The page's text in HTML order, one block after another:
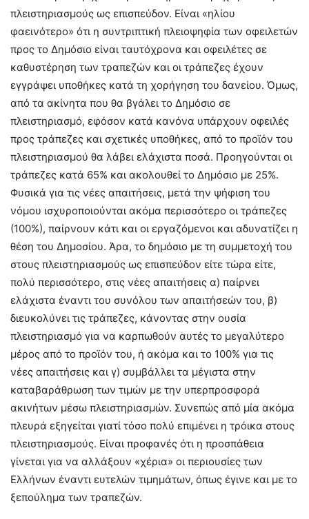
πλειστηριασμούς ως επισπεύδον. Είναι «ηλίου
φαεινότερο» ότι η συντριπτική πλειοψηφία των οφειλετών
προς το Δημόσιο είναι ταυτόχρονα και οφειλέτες σε
καθυστέρηση των τραπεζών και οι τράπεζες έχουν
εγγράψει υποθήκες κατά τη χορήγηση του δανείου. Όμως,
από τα ακίνητα που θα βγάλει το Δημόσιο σε
πλειστηριασμό, εφόσον κατά κανόνα υπάρχουν οφειλές
προς τράπεζες και σχετικές υποθήκες, από το προϊόν του
πλειστηριασμού θα λάβει ελάχιστα ποσά. Προηγούνται οι
τράπεζες κατά 65% και ακολουθεί το Δημόσιο με 25%.
Φυσικά για τις νέες απαιτήσεις, μετά την ψήφιση του
νόμου ισχυροποιούνται ακόμα περισσότερο οι τράπεζες
(100%), παίρνουν κάτι και οι εργαζόμενοι και αδυνατίζει η
θέση του Δημοσίου. Άρα, το δημόσιο με τη συμμετοχή του
στους πλειστηριασμούς ως επισπεύδον είτε τώρα είτε,
πολύ περισσότερο, στις νέες απαιτήσεις α) παίρνει
ελάχιστα έναντι του συνόλου των απαιτήσεών του, β)
διευκολύνει τις τράπεζες, κάνοντας στην ουσία
πλειστηριασμό για να καρπωθούν αυτές το μεγαλύτερο
μέρος από το προϊόν του, ή ακόμα και το 100% για τις
νέες απαιτήσεις και γ) συμβάλλει τα μέγιστα στην
καταβαράθρωση των τιμών με την υπερπροσφορά
ακινήτων μέσω πλειστηριασμών. Συνεπώς από μία ακόμα
πλευρά εξηγείται γιατί τόσο πολύ επιμένει η τρόικα στους
πλειστηριασμούς. Είναι προφανές ότι η προσπάθεια
γίνεται για να αλλάξουν «χέρια» οι περιουσίες των
Ελλήνων έναντι ευτελών τιμημάτων, όπως έγινε και με το
ξεπούλημα των τραπεζών.